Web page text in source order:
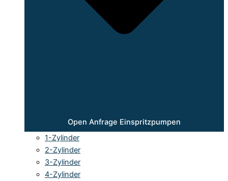
Open Anfrage Einspritzpumpen
1-Zylinder
2-Zylinder
3-Zylinder
4-Zylinder